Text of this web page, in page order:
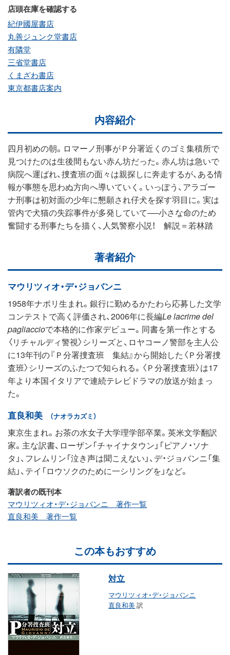
店頭在庫を確認する
紀伊國屋書店
丸善ジュンク堂書店
有隣堂
三省堂書店
くまざわ書店
東京都書店案内
内容紹介
四月初めの朝。ロマーノ刑事がＰ分署近くのゴミ集積所で
見つけたのは生後間もない赤ん坊だった。赤ん坊は急いで
病院へ運ばれ、捜査班の面々は親探しに奔走するが、ある情
報が事態を思わぬ方向へ導いていく。いっぽう、アラゴー
ナ刑事は初対面の少年に懇願され仔犬を探す羽目に。実は
管内で犬猫の失踪事件が多発していて──小さな命のため
奮闘する刑事たちを描く、人気警察小説！ 解説＝若林踏
著者紹介
マウリツィオ・デ・ジョバンニ
1958年ナポリ生まれ。銀行に勤めるかたわら応募した文学
コンテストで高く評価され、2006年に長編Le lacrime del
pagliaccioで本格的に作家デビュー。同書を第一作とする
〈リチャルディ警視〉シリーズと、ロヤコーノ警部を主人公
に13年刊の『Ｐ分署捜査班 集結』から開始した〈Ｐ分署捜
査班〉シリーズのふたつで知られる。〈Ｐ分署捜査班〉は17
年より本国イタリアで連続テレビドラマの放送が始まっ
た。
直良和美 （ナオラカズミ）
東京生まれ。お茶の水女子大学理学部卒業。英米文学翻訳
家。主な訳書、ローザン「チャイナタウン」「ピアノ・ソナ
タ」、フレムリン「泣き声は聞こえない」、デ・ジョバンニ「集
結」、テイ「ロウソクのために一シリングを」など。
著訳者の既刊本
マウリツィオ・デ・ジョバンニ 著作一覧
直良和美 著作一覧
この本もおすすめ
対立
マウリツィオ・デ・ジョバンニ
直良和美訳